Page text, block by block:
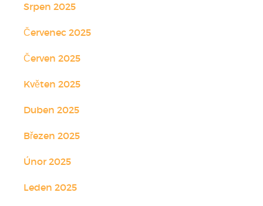
Srpen 2025
Červenec 2025
Červen 2025
Květen 2025
Duben 2025
Březen 2025
Únor 2025
Leden 2025